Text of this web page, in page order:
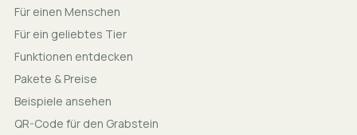
Für einen Menschen
Für ein geliebtes Tier
Funktionen entdecken
Pakete & Preise
Beispiele ansehen
QR-Code für den Grabstein